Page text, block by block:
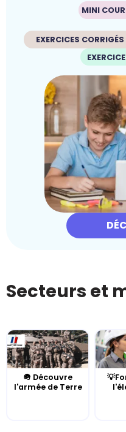
MINI
EXERCICES CORRIGÉS
Secteurs et
🪖 Découvre
l'armée de Terre